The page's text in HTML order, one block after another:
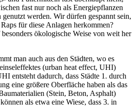
fast nur noch als Energiepflanzen
werden. Wir dürfen gespannt sein,
für diese Anlagen herkommen?
ökologische Weise von weit her
man auch aus den Städten, wo es
(urban heat effect, UHI)
entsteht dadurch, dass Städte 1. durch
eine größere Oberfläche haben als das
(Stein, Beton, Asphalt)
als etwa eine Wiese, dass 3. in